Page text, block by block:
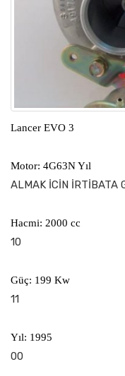
Lancer EVO 3
Motor:
ALMAK İCİN İRTİBATA
Hacmi:
10
Güç:
11
Yıl:
00